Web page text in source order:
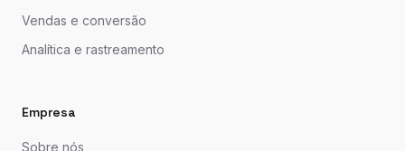
Vendas e conversão
Analítica e rastreamento
Empresa
Sobre nós